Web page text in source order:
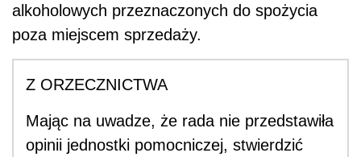
alkoholowych przeznaczonych do spożycia
poza miejscem sprzedaży.
Z ORZECZNICTWA
Mając na uwadze, że rada nie przedstawiła
opinii jednostki pomocniczej, stwierdzić